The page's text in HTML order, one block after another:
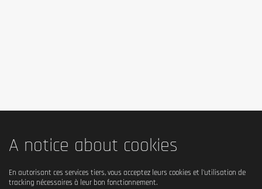
A notice about cookies
En autorisant ces services tiers, vous acceptez leurs cookies et l'utilisation de
tracking nécessaires à leur bon fonctionnement.